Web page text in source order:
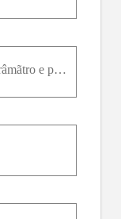
Suponha que o tempo de vida T de um vírus exposto ao meio ambiente segue uma distribuição Exponencial com parâmãtro e probabilidade condicional P T15 T10 .